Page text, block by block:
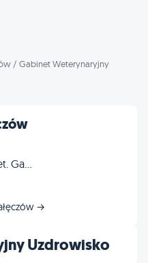
/ Gabinet Weterynaryjny
Uzdrowisko
Hołowiński Stanisław, lek. wet. Gabinet
→